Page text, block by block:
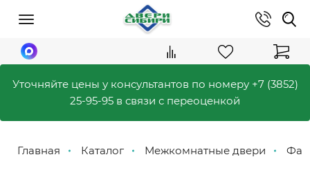
Уточняйте цены у консультантов по номеру +7 (3852)
25-95-95 в связи с переоценкой
Главная Каталог Межкомнатные двери